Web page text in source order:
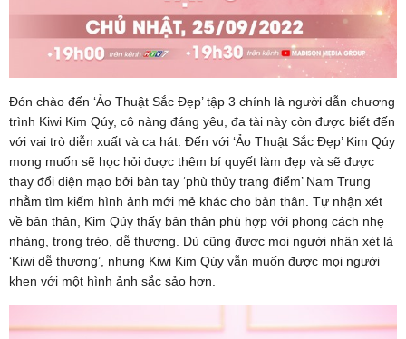
Đón chào đến ‘Ảo Thuật Sắc Đẹp’ tập 3 chính là người dẫn chương
trình Kiwi Kim Qúy, cô nàng đáng yêu, đa tài này còn được biết đến
với vai trò diễn xuất và ca hát. Đến với ‘Ảo Thuật Sắc Đẹp’ Kim Qúy
mong muốn sẽ học hỏi được thêm bí quyết làm đẹp và sẽ được
thay đổi diện mạo bởi bàn tay ‘phù thủy trang điểm’ Nam Trung
nhằm tìm kiếm hình ảnh mới mẻ khác cho bản thân. Tự nhận xét
về bản thân, Kim Qúy thấy bản thân phù hợp với phong cách nhẹ
nhàng, trong trẻo, dễ thương. Dù cũng được mọi người nhận xét là
‘Kiwi dễ thương’, nhưng Kiwi Kim Qúy vẫn muốn được mọi người
khen với một hình ảnh sắc sảo hơn.